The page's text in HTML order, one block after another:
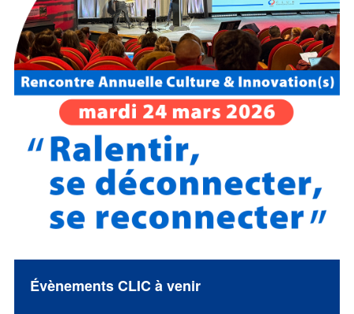
Évènements CLIC à venir